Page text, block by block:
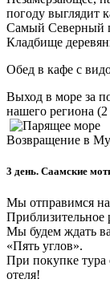
погоду выглядит
Самый Северный
Кладбище
Обед в кафе с
Выход в море за
нашего региона (2
Возвращение в
3 день. Саамские
Мы отправимся
Приблизительное
Мы будем ждать
«Пять углов».
При покупке тура
отеля!